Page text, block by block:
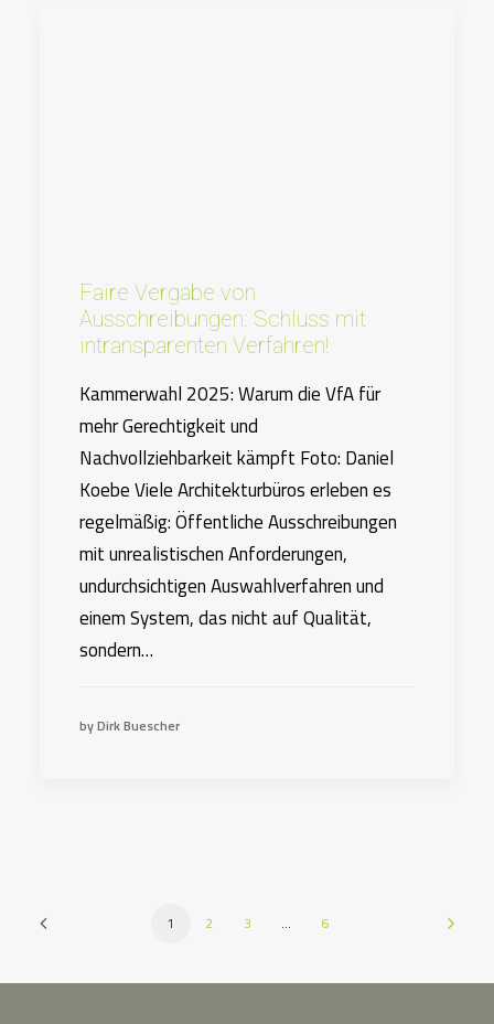
Faire Vergabe von
Ausschreibungen: Schluss mit
intransparenten Verfahren!
Kammerwahl 2025: Warum die VfA für
mehr Gerechtigkeit und
Nachvollziehbarkeit kämpft Foto: Daniel
Koebe Viele Architekturbüros erleben es
regelmäßig: Öffentliche Ausschreibungen
mit unrealistischen Anforderungen,
undurchsichtigen Auswahlverfahren und
einem System, das nicht auf Qualität,
sondern…
by Dirk Buescher
1 2 3 … 6